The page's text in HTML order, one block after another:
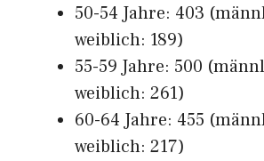
50-54 Jahre: 403
weiblich: 189)
55-59 Jahre: 500
weiblich: 261)
60-64 Jahre: 455
weiblich: 217)